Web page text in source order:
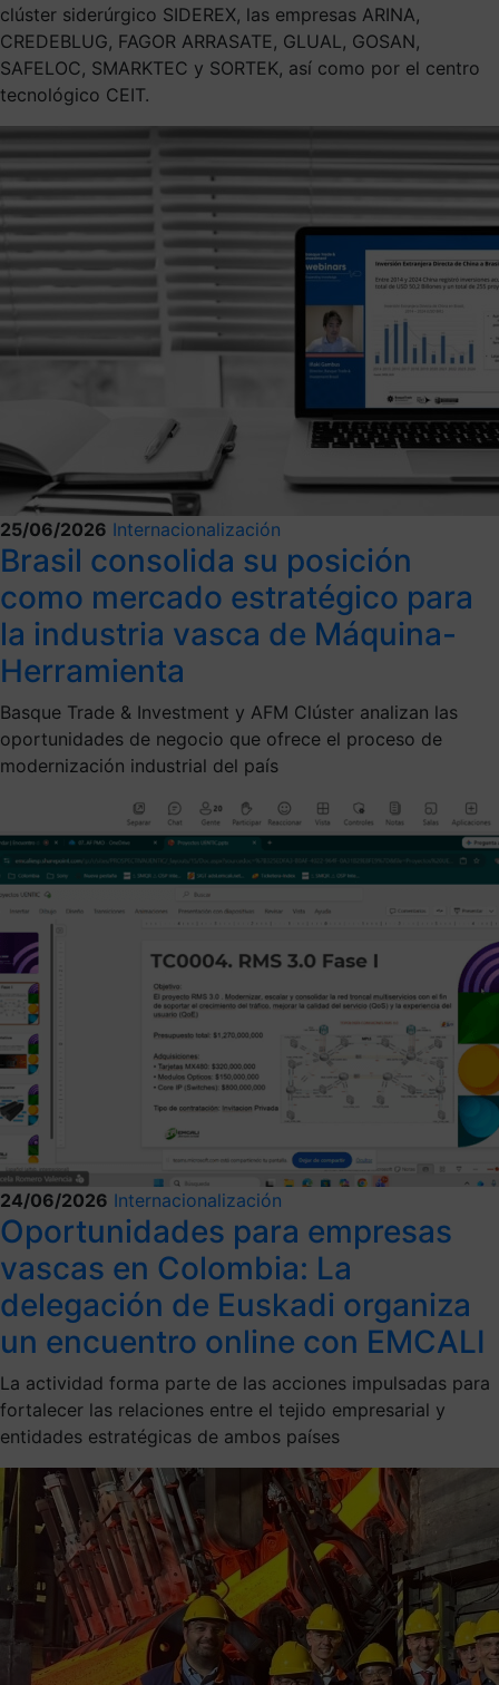
clúster siderúrgico SIDEREX, las empresas ARINA,
CREDEBLUG, FAGOR ARRASATE, GLUAL, GOSAN,
SAFELOC, SMARKTEC y SORTEK, así como por el centro
tecnológico CEIT.
25/06/2026 Internacionalización
Brasil consolida su posición
como mercado estratégico para
la industria vasca de Máquina-
Herramienta
Basque Trade & Investment y AFM Clúster analizan las
oportunidades de negocio que ofrece el proceso de
modernización industrial del país
24/06/2026 Internacionalización
Oportunidades para empresas
vascas en Colombia: La
delegación de Euskadi organiza
un encuentro online con EMCALI
La actividad forma parte de las acciones impulsadas para
fortalecer las relaciones entre el tejido empresarial y
entidades estratégicas de ambos países